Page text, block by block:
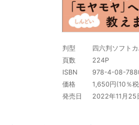
判型
四六判ソフト
頁数
224P
ISBN
978-4-08-
価格
1,650円(10％
発売日
2022年11月25